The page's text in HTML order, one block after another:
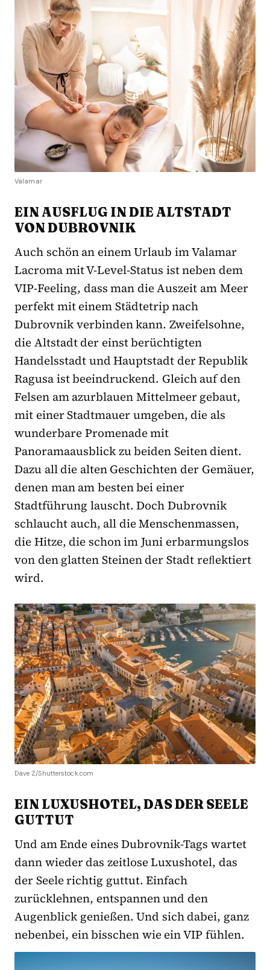
Valamar
EIN AUSFLUG IN DIE ALTSTADT
VON DUBROVNIK
Auch schön an einem Urlaub im Valamar
Lacroma mit V-Level-Status ist neben dem
VIP-Feeling, dass man die Auszeit am Meer
perfekt mit einem Städtetrip nach
Dubrovnik verbinden kann. Zweifelsohne,
die Altstadt der einst berüchtigten
Handelsstadt und Hauptstadt der Republik
Ragusa ist beeindruckend. Gleich auf den
Felsen am azurblauen Mittelmeer gebaut,
mit einer Stadtmauer umgeben, die als
wunderbare Promenade mit
Panoramaausblick zu beiden Seiten dient.
Dazu all die alten Geschichten der Gemäuer,
denen man am besten bei einer
Stadtführung lauscht. Doch Dubrovnik
schlaucht auch, all die Menschenmassen,
die Hitze, die schon im Juni erbarmungslos
von den glatten Steinen der Stadt reﬂektiert
wird.
Dave Z/Shutterstock.com
EIN LUXUSHOTEL, DAS DER SEELE
GUTTUT
Und am Ende eines Dubrovnik-Tags wartet
dann wieder das zeitlose Luxushotel, das
der Seele richtig guttut. Einfach
zurücklehnen, entspannen und den
Augenblick genießen. Und sich dabei, ganz
nebenbei, ein bisschen wie ein VIP fühlen.